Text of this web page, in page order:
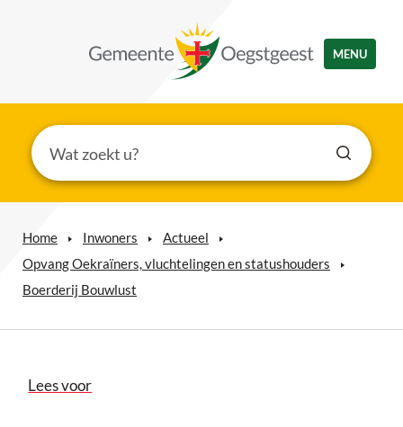
MENU
Home Inwoners
Actueel
Opvang Oekraïners, vluchtelingen en statushouders
Boerderij Bouwlust
Lees voor